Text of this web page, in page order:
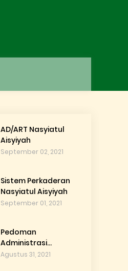
AD/ART Nasyiatul
Aisyiyah
September 02, 2021
Sistem Perkaderan
Nasyiatul Aisyiyah
September 01, 2021
Pedoman
Administrasi
Nasyiatul Aisyiyah
Agustus 31, 2021